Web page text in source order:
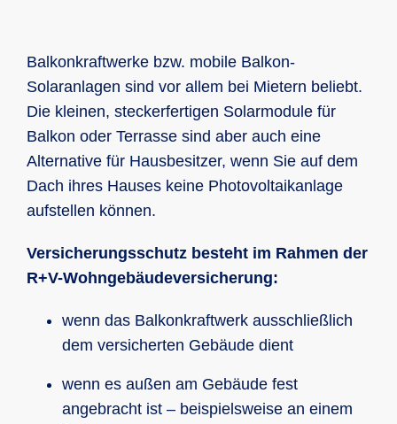
Balkonkraftwerke bzw. mobile Balkon-
Solaranlagen sind vor allem bei Mietern beliebt.
Die kleinen, steckerfertigen Solarmodule für
Balkon oder Terrasse sind aber auch eine
Alternative für Hausbesitzer, wenn Sie auf dem
Dach ihres Hauses keine Photovoltaikanlage
aufstellen können.
Versicherungsschutz besteht im Rahmen der
R+V-Wohngebäudeversicherung:
wenn das Balkonkraftwerk ausschließlich
dem versicherten Gebäude dient
wenn es außen am Gebäude fest
angebracht ist – beispielsweise an einem